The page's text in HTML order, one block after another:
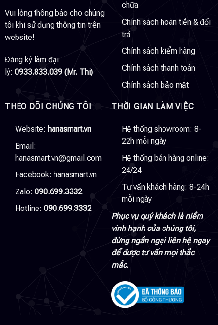
Vui lòng thông báo cho chúng
tôi khi sử dụng thông tin trên
website!
Đăng ký làm đại
lý: 0933.833.039 (Mr. Thi)
chữa
Chính sách hoàn tiền & đổi
trả
Chính sách kiểm hàng
Chính sách thanh toán
Chính sách bảo mật
THEO DÕI CHÚNG TÔI
Website: hanasmart.vn
Email:
hanasmart.vn@gmail.com
Facebook: hanasmart.vn
Zalo: 090.699.3332
Hotline: 090.699.3332
THỜI GIAN LÀM VIỆC
Hệ thống showroom: 8-
22h mỗi ngày
Hệ thống bán hàng online:
24/24
Tư vấn khách hàng: 8-24h
mỗi ngày
Phục vụ quý khách là niềm
vinh hạnh của chúng tôi,
đừng ngần ngại liên hệ ngay
để được tư vấn mọi thắc
mắc.